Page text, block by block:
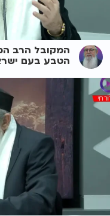
המקובל הרב
הטבע בעם